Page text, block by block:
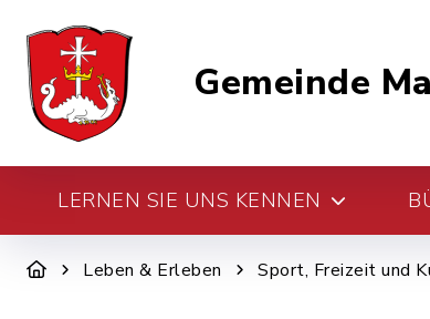
Gemeinde
LERNEN SIE UNS KENNEN
Leben & Erleben Sport, Freizeit und